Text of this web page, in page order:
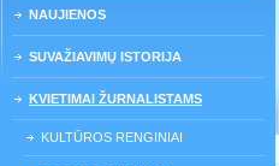
NAUJIENOS
SUVAŽIAVIMŲ ISTORIJA
KVIETIMAI ŽURNALISTAMS
KULTŪROS RENGINIAI